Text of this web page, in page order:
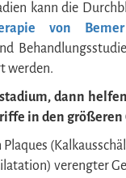
kann die
von Bemer
werden.
dann
in den größeren
verengter